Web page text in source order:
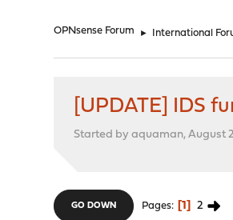
OPNsense Forum ► International
[UPDATE] IDS
Started by aquaman, August
GO DOWN Pages 1 2